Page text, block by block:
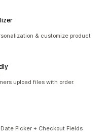
& customize product
upload files with order.
Picker + Checkout Fields